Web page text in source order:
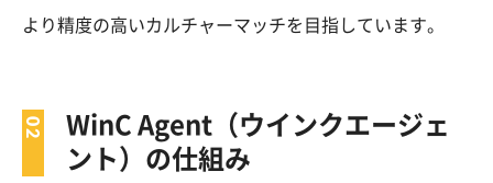
より精度の高いカルチャーマッチを目指しています。
WinC Agent（ウインクエージェ
ント）の仕組み